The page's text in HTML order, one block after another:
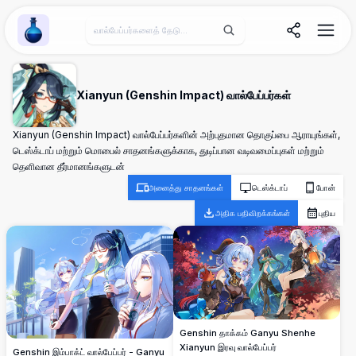
Wallpaper Alchemy
Xianyun (Genshin Impact) வால்பேப்பர்கள்
Xianyun (Genshin Impact) வால்பேப்பர்களின் அற்புதமான தொகுப்பை ஆராயுங்கள்,
டெஸ்க்டாப் மற்றும் மொபைல் சாதனங்களுக்காக, துடிப்பான வடிவமைப்புகள் மற்றும்
தெளிவான தீர்மானங்களுடன்
அனைத்து சாதனங்கள் டெஸ்க்டாப் போன்
அதிக பதிவிறக்கங்கள் புதிய
Genshin இம்பாக்ட் வால்பேப்பர் - Ganyu
Genshin தாக்கம் Ganyu Shenhe
Xianyun இரவு வால்பேப்பர்